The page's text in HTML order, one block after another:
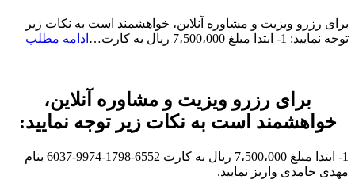
برای رزرو ویزیت و مشاوره آنلاین، خواهشمند است به نکات زیر
توجه نمایید: 1- ابتدا مبلغ 7،500،000 ریال به کارت…
ادامه مطلب
برای رزرو ویزیت و مشاوره آنلاین،
خواهشمند است به نکات زیر توجه نمایید:
1- ابتدا مبلغ 7،500،000 ریال به کارت 6552-1798-9974-6037 بنام
مهدی حامدی واریز نمایید.